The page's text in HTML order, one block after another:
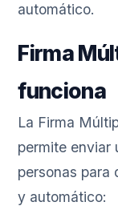
automático.
Firma
funciona
La Firma
permite enviar
personas para
y automático: